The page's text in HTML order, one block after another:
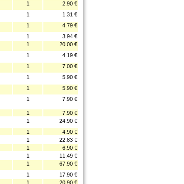
1
2.90 €
1
1.31 €
1
4.79 €
1
3.94 €
1
20.00 €
1
4.19 €
1
7.00 €
1
5.90 €
1
5.90 €
1 7.90 €
1
7.90 €
1
24.90 €
1
4.90 €
1
22.83 €
1
6.90 €
1
11.49 €
1
67.90 €
1
17.90 €
1
20.90 €